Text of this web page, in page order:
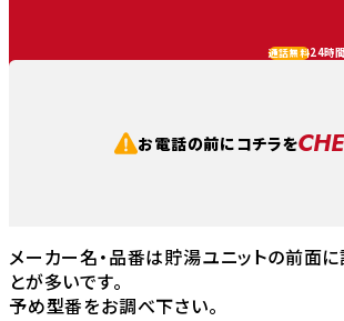
通話無料24時
お電話の前にコチラを
メーカー名・品番は貯湯ユニットの前面
とが多いです。
予め型番をお調べ下さい。